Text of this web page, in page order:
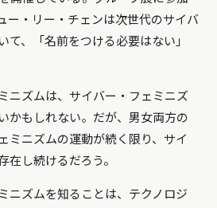
ー・リー・チェンは次世代のサイバ
て、「名前をつける必要はない」
ニズムは、サイバー・フェミニズ
かもしれない。だが、男女両方の
ミニズムの運動が続く限り、サイ
在し続けるだろう。
ニズムを知ることは、テクノロジ